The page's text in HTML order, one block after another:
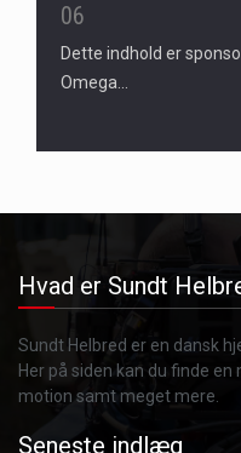
06
Dette indhold er
Omega…
Hvad er Sundt
Sundt Helbred er en dansk
Her på siden kan du finde
motion samt meget mere.
Seneste indlæg